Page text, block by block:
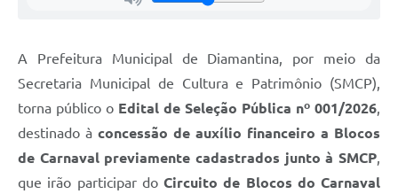
A Prefeitura Municipal de Diamantina, por meio da
Secretaria Municipal de Cultura e Patrimônio (SMCP),
torna público o Edital de Seleção Pública nº 001/2026,
destinado à concessão de auxílio financeiro a Blocos
de Carnaval previamente cadastrados junto à SMCP,
que irão participar do Circuito de Blocos do Carnaval